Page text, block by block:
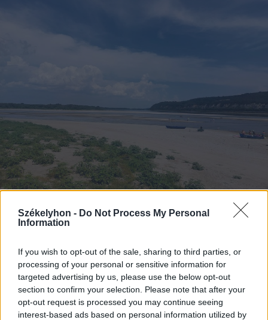
Székelyhon - Do Not Process My Personal
Information
If you wish to opt-out of the sale, sharing to third parties, or
processing of your personal or sensitive information for
targeted advertising by us, please use the below opt-out
section to confirm your selection. Please note that after your
opt-out request is processed you may continue seeing
interest-based ads based on personal information utilized by
2026. augusztus 06., csütörtök
közlekedési minisztériumnál van
egy projekt, ami a Duna
vízhozamának növelését segítené
elő